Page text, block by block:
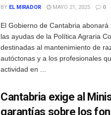
BY EL MIRADOR MAYO 21, 2025 0
El Gobierno de Cantabria
las ayudas de la Política Agraria
destinadas al mantenimiento de
autóctonas y a los profesionales
actividad en ...
Cantabria exige al
garantías sobre los